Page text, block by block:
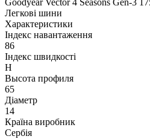
Легкові шини
Характеристики
Індекс навантаження
86
Індекс швидкості
H
Высота профиля
65
Діаметр
14
Країна виробник
Сербія